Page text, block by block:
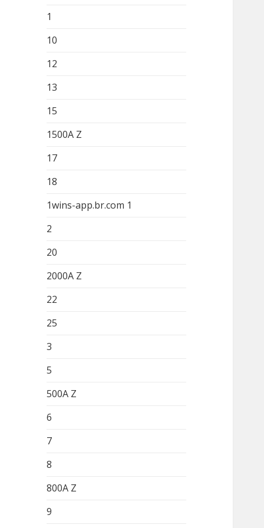
r
1
10
12
13
15
1500A Z
17
18
1wins-app.br.com 1
2
20
2000A Z
22
25
3
5
500A Z
6
7
8
800A Z
9